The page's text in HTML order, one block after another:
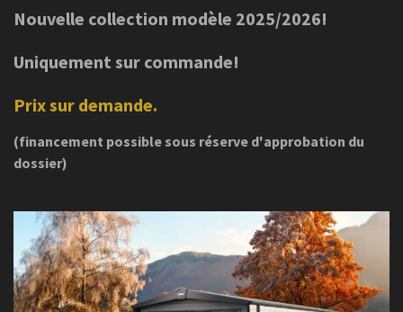
Nouvelle collection modèle 2025/2026!
Uniquement sur commande!
Prix sur demande.
(financement possible sous réserve d'approbation du
dossier)